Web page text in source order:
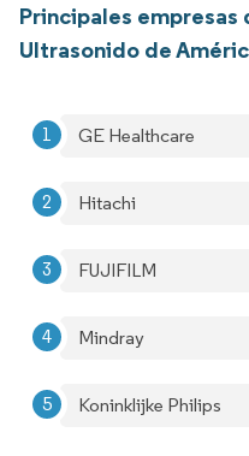
Principales
Ultrasonido de
GE Healthcare
Hitachi
FUJIFILM
Mindray
Koninklijke Philips